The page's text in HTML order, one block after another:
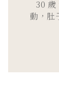
30 歲
動，肚